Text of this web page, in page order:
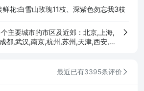
鲜花:白雪山玫瑰11枝、深紫色勿忘我3枝
主要城市的市区及近郊：北京,上海,
都,武汉,南京,杭州,苏州,天津,西安,
,福州,长春,南昌,兰州,珠海,南宁,中
最近已有3395条评价